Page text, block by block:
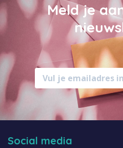
Meld je
Social media